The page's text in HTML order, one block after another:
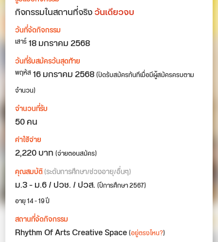
กิจกรรมในสถานที่จริงวันเดียวจบ
วันที่จัดกิจกรรม
เสาร์18มกราคม 2568
วันที่รับสมัครวันสุดท้าย
พฤหัส 16 มกราคม 2568(ปิดรับสมัครทันทีเมื่อมีผู้สมัครครบตาม
จำนวน)
จำนวนที่รับ
50 คน
ค่าใช้จ่าย
2,220 บาท(จ่ายตอนสมัคร)
คุณสมบัติ(ระดับการศึกษา/ช่วงอายุ/อื่นๆ)
ม.3 - ม.6 / ปวช. / ปวส.(ปีการศึกษา 2567)
อายุ 14 - 19 ปี
สถานที่จัดกิจกรรม
Rhythm Of Arts Creative Space(อยู่ตรงไหน?)